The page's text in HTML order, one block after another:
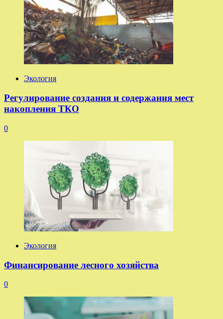
Экология
Регулирование создания и содержания мест
накопления ТКО
0
Экология
Финансирование лесного хозяйства
0